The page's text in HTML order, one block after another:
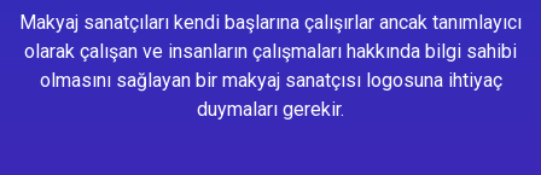
Makyaj sanatçıları kendi başlarına çalışırlar ancak tanımlayıcı
olarak çalışan ve insanların çalışmaları hakkında bilgi sahibi
olmasını sağlayan bir makyaj sanatçısı logosuna ihtiyaç
duymaları gerekir.